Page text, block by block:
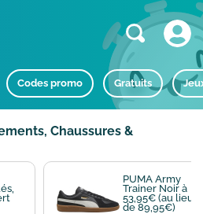
Codes promo Gratuits
Chaussures &
PUMA Army
Trainer Noir à
53,95€ (au lieu
de 89,95€)